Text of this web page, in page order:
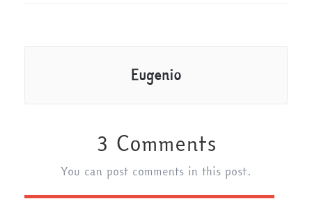
Eugenio
3 Comments
You can post comments in this post.